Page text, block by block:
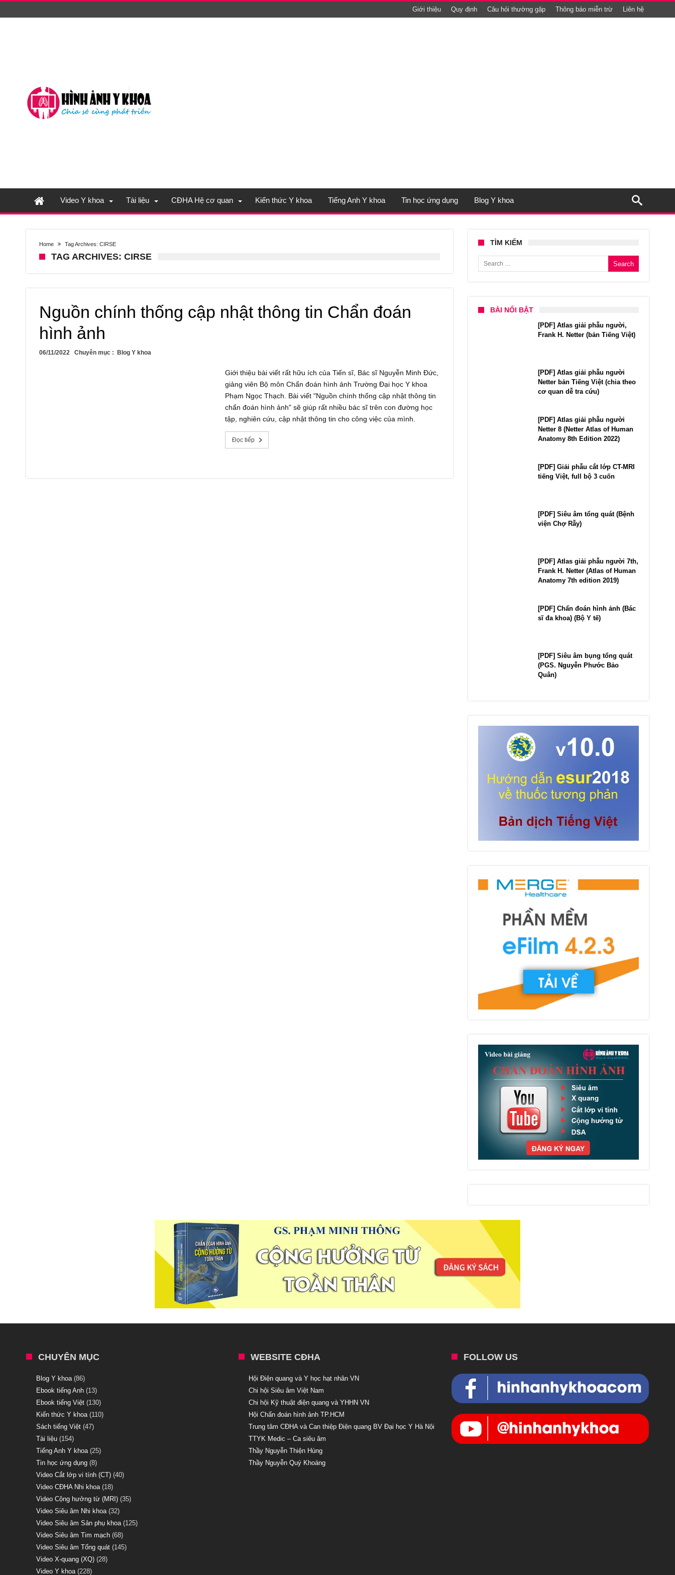
Giới thiệu Quy định Câu hỏi thường gặp Thông báo miễn trừ Liên hệ
Video Y khoa Tài liệu CĐHA Hệ cơ quan Kiến thức Y khoa Tiếng Anh Y khoa Tin học ứng dụng Blog Y khoa
Home Tag Archives: CIRSE
TAG ARCHIVES: CIRSE
Nguồn chính thống cập nhật thông tin Chẩn đoán
hình ảnh
06/11/2022 Chuyên mục : Blog Y khoa
Giới thiệu bài viết rất hữu ích của Tiến sĩ, Bác sĩ Nguyễn Minh Đức,
giảng viên Bộ môn Chẩn đoán hình ảnh Trường Đại học Y khoa
Phạm Ngọc Thạch. Bài viết "Nguồn chính thống cập nhật thông tin
chẩn đoán hình ảnh" sẽ giúp rất nhiều bác sĩ trên con đường học
tập, nghiên cứu, cập nhật thông tin cho công việc của mình.
Đọc tiếp
TÌM KIẾM
Search for:
BÀI NỔI BẬT
[PDF] Atlas giải phẫu người,
Frank H. Netter (bản Tiếng Việt)
[PDF] Atlas giải phẫu người
Netter bản Tiếng Việt (chia theo
cơ quan dễ tra cứu)
[PDF] Atlas giải phẫu người
Netter 8 (Netter Atlas of Human
Anatomy 8th Edition 2022)
[PDF] Giải phẫu cắt lớp CT-MRI
tiếng Việt, full bộ 3 cuốn
[PDF] Siêu âm tổng quát (Bệnh
viện Chợ Rẫy)
[PDF] Atlas giải phẫu người 7th,
Frank H. Netter (Atlas of Human
Anatomy 7th edition 2019)
[PDF] Chẩn đoán hình ảnh (Bác
sĩ đa khoa) (Bộ Y tế)
[PDF] Siêu âm bụng tổng quát
(PGS. Nguyễn Phước Bảo
Quân)
CHUYÊN MỤC
Blog Y khoa (86)
Ebook tiếng Anh (13)
Ebook tiếng Việt (130)
Kiến thức Y khoa (110)
Sách tiếng Việt (47)
Tài liệu (154)
Tiếng Anh Y khoa (25)
Tin học ứng dụng (8)
Video Cắt lớp vi tính (CT) (40)
Video CĐHA Nhi khoa (18)
Video Cộng hưởng từ (MRI) (35)
Video Siêu âm Nhi khoa (32)
Video Siêu âm Sản phụ khoa (125)
Video Siêu âm Tim mạch (68)
Video Siêu âm Tổng quát (145)
Video X-quang (XQ) (28)
Video Y khoa (228)
WEBSITE CĐHA
Hội Điện quang và Y học hạt nhân VN
Chi hội Siêu âm Việt Nam
Chi hội Kỹ thuật điện quang và YHHN VN
Hội Chẩn đoán hình ảnh TP.HCM
Trung tâm CĐHA và Can thiệp Điện quang BV Đại học Y Hà Nội
TTYK Medic – Ca siêu âm
Thầy Nguyễn Thiện Hùng
Thầy Nguyễn Quý Khoáng
FOLLOW US